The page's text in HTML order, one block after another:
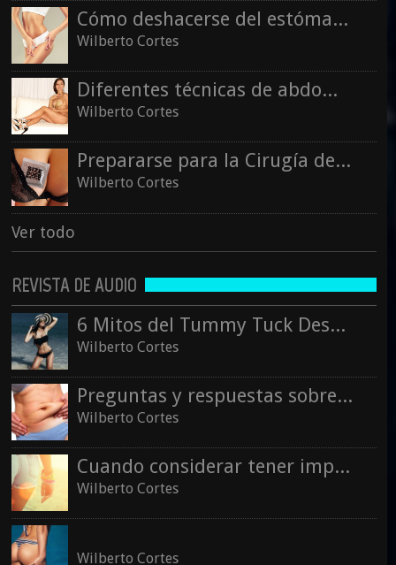
Cómo deshacerse del estómago post-embarazo
Wilberto Cortes
Diferentes técnicas de abdominoplastia
Wilberto Cortes
Prepararse para la Cirugía de Reducción de Senos
Wilberto Cortes
Ver todo
REVISTA DE AUDIO
6 Mitos del Tummy Tuck Desmentidos
Wilberto Cortes
Preguntas y respuestas sobre la liposucción
Wilberto Cortes
Cuando considerar tener implantes de glúteos
Wilberto Cortes
Wilberto Cortes